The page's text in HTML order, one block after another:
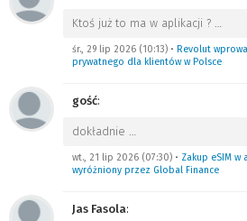
Ktoś już to ma w aplikacji ? …
śr., 29 lip 2026 (10:13) • Revolut
prywatnego dla klientów w Polsce
gość:
dokładnie …
wt., 21 lip 2026 (07:30) • Zakup eSIM w
wyróżniony przez Global Finance
Jas Fasola: